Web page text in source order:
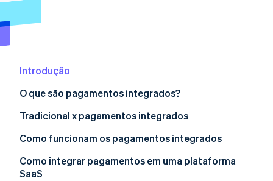
Radar
Incorporação de startups
Remoção de carbono
Identity
Introdução
O que são pagamentos integrados?
Tradicional x pagamentos integrados
Como funcionam os pagamentos integrados
Modelo tradicional de pagamentos integrados via
intermediador
Como integrar pagamentos em uma plataforma
SaaS